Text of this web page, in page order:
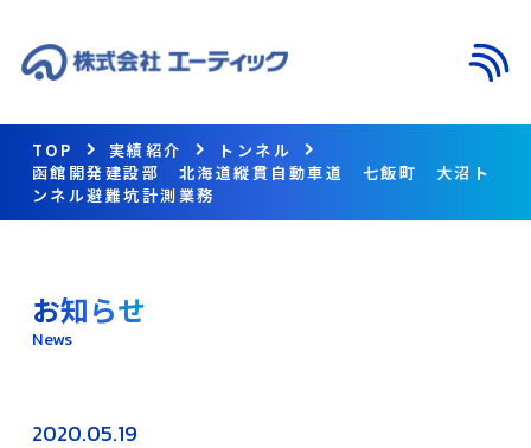
TOP 実績紹介
トンネル
函館開発建設部 北海道縦貫自動車道 七飯町 大沼ト
ンネル避難坑計測業務
お知らせ
News
2020.05.19